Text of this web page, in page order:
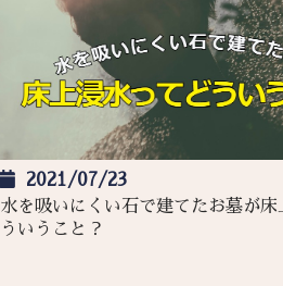
2021/07/23
水を吸いにくい石で建てたお墓が床
ういうこと？